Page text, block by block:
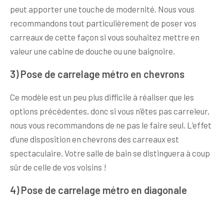
peut apporter une touche de modernité. Nous vous
recommandons tout particulièrement de poser vos
carreaux de cette façon si vous souhaitez mettre en
valeur une cabine de douche ou une baignoire.
3) Pose de carrelage métro en chevrons
Ce modèle est un peu plus difficile à réaliser que les
options précédentes, donc si vous n’êtes pas carreleur,
nous vous recommandons de ne pas le faire seul. L’effet
d’une disposition en chevrons des carreaux est
spectaculaire. Votre salle de bain se distinguera à coup
sûr de celle de vos voisins !
4) Pose de carrelage métro en diagonale